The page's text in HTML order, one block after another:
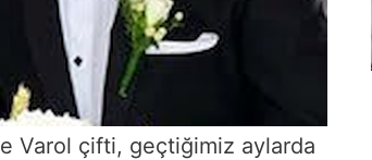
Varol çifti, geçtiğimiz aylarda